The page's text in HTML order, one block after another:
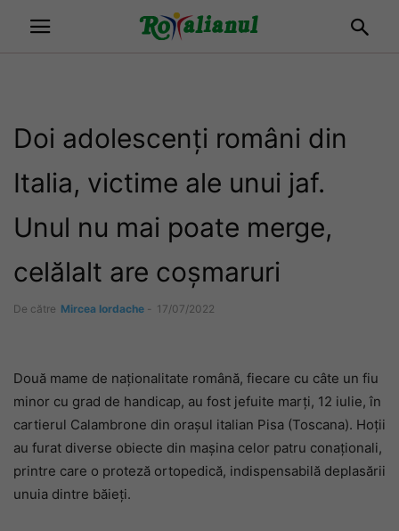
Doi adolescenți români din
Italia, victime ale unui jaf.
Unul nu mai poate merge,
celălalt are coșmaruri
De către Mircea Iordache - 17/07/2022
Două mame de naționalitate română, fiecare cu câte un fiu
minor cu grad de handicap, au fost jefuite marți, 12 iulie, în
cartierul Calambrone din orașul italian Pisa (Toscana). Hoții
au furat diverse obiecte din mașina celor patru conaționali,
printre care o proteză ortopedică, indispensabilă deplasării
unuia dintre băieți.